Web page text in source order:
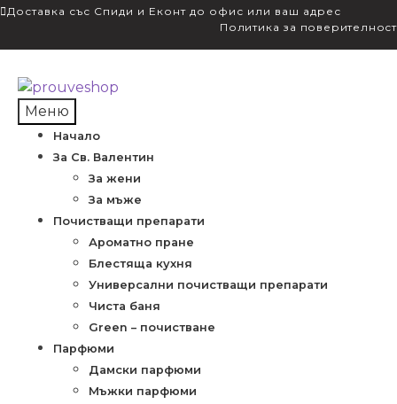
Доставка със Спиди и Еконт до офис или ваш адрес
Политика за поверителност
Skip
to
navigation
Skip
to
content
Меню
Начало
За Св. Валентин
За жени
За мъже
Почистващи препарати
Ароматно пране
Блестяща кухня
Универсални почистващи препарати
Чиста баня
Green – почистване
Парфюми
Дамски парфюми
Мъжки парфюми